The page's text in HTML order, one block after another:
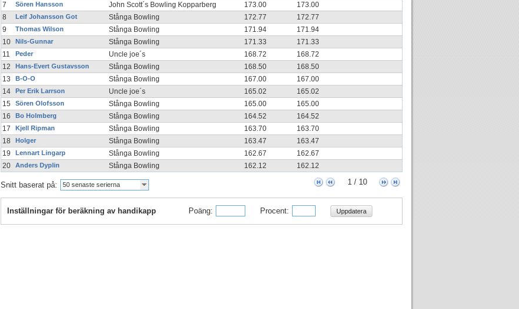
7
Sören Hansson John Scott´s Bowling Kopparberg 173.00
173.00
8
Leif Johansson Got Stånga Bowling 172.77
172.77
9
Thomas Wilson Stånga Bowling 171.94
171.94
10
Nils-Gunnar Stånga Bowling 171.33
171.33
11
Peder Uncle joe´s 168.72
168.72
12
Hans-Evert Gustavsson Stånga Bowling 168.50
168.50
13
B-O-O Stånga Bowling 167.00
167.00
14
Per Erik Larrson Uncle joe´s 165.02
165.02
15
Sören Olofsson Stånga Bowling 165.00
165.00
16
Bo Holmberg Stånga Bowling 164.52
164.52
17
Kjell Ripman Stånga Bowling 163.70
163.70
18
Holger Stånga Bowling 163.47
163.47
19
Lennart Lingarp Stånga Bowling 162.67
162.67
20
Anders Dyplin Stånga Bowling 162.12 162.12
Snitt baserat på: 50 senaste serierna 1 / 10
Inställningar för beräkning av handikapp Poäng: Procent: Uppdatera